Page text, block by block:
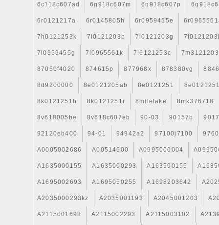
6c118c607ad 6g918c607m 6g918c607p
6r0121217a 6r0145805h 6r0959455e
7h0121253k 7l0121203b 7l0121203g
7l0959455g 7l0965561k 7l6121253c 7m3121203
87050f4020 874615p 877968x 878380vg
8d9200000 8e0121205ab 8e0121251
8k0121251h 8k0121251r 8milelake 8mk376718
8v618005be 8v618c607eb 90-03 90157b
92120eb400 94-01 94942a2 97100j7100
A0005002686 A00514600 A0995000004
A1635000155 A1635000293 A163500155
A1695002693 A1695050255 A1698203642
A2035000293kz A2035001193 A2045001203
A2115001693 A2115002293 A2115003102